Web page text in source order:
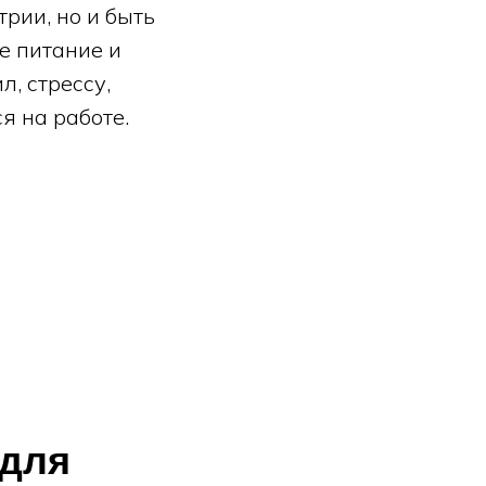
но и быть
питание и
стрессу,
на работе.